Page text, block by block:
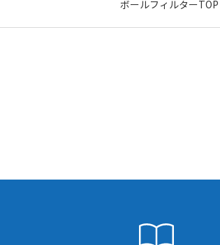
ボールフィルターTOP